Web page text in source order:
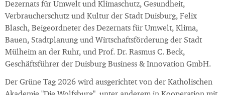
Dezernats für Umwelt und Klimaschutz, Gesundheit,
Verbraucherschutz und Kultur der Stadt Duisburg, Felix
Blasch, Beigeordneter des Dezernats für Umwelt, Klima,
Bauen, Stadtplanung und Wirtschaftsförderung der Stadt
Mülheim an der Ruhr, und Prof. Dr. Rasmus C. Beck,
Geschäftsführer der Duisburg Business & Innovation GmbH.
Der Grüne Tag 2026 wird ausgerichtet von der Katholischen